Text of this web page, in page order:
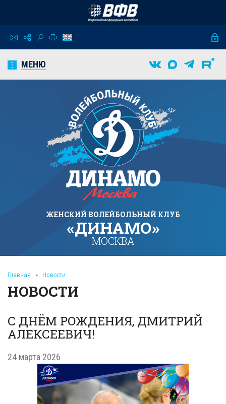
МЕНЮ
ЖЕНСКИЙ ВОЛЕЙБОЛЬНЫЙ КЛУБ
«ДИНАМО»
МОСКВА
Главная » Новости
НОВОСТИ
С ДНЁМ РОЖДЕНИЯ, ДМИТРИЙ
АЛЕКСЕЕВИЧ!
24 марта 2026